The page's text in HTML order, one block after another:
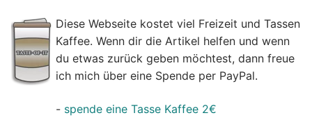
Diese Webseite kostet viel Freizeit und Tassen
Kaffee. Wenn dir die Artikel helfen und wenn
du etwas zurück geben möchtest, dann freue
ich mich über eine Spende per PayPal.
- spende eine Tasse Kaffee 2€